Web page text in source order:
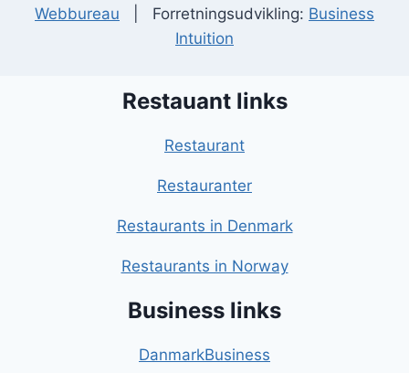
Webbureau | Forretningsudvikling: Business
Intuition
Restauant links
Restaurant
Restauranter
Restaurants in Denmark
Restaurants in Norway
Business links
DanmarkBusiness